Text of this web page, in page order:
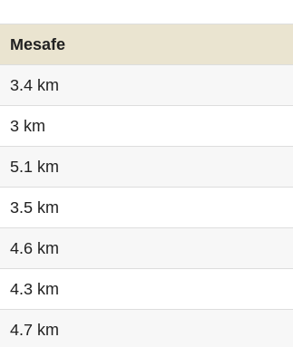
Mesafe
3.4 km
3 km
5.1 km
3.5 km
4.6 km
4.3 km
4.7 km